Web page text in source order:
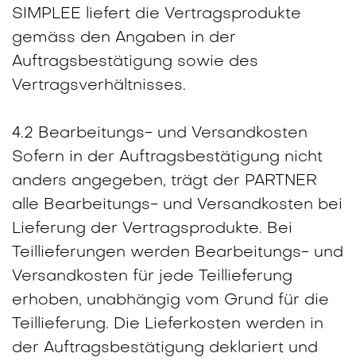
SIMPLEE liefert die Vertragsprodukte
gemäss den Angaben in der
Auftragsbestätigung sowie des
Vertragsverhältnisses.
4.2 Bearbeitungs- und Versandkosten
Sofern in der Auftragsbestätigung nicht
anders angegeben, trägt der PARTNER
alle Bearbeitungs- und Versandkosten bei
Lieferung der Vertragsprodukte. Bei
Teillieferungen werden Bearbeitungs- und
Versandkosten für jede Teillieferung
erhoben, unabhängig vom Grund für die
Teillieferung. Die Lieferkosten werden in
der Auftragsbestätigung deklariert und